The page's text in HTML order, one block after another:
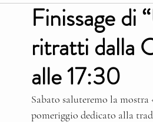
In Primo Piano Libri
Finissage di
ritratti dalla
alle 17:30
Sabato saluteremo la
pomeriggio dedicato alla